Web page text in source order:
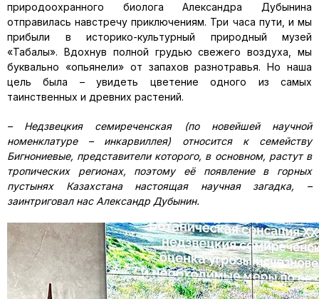
природоохранного биолога Александра Дубынина
отправилась навстречу приключениям. Три часа пути, и мы
прибыли в историко-культурный природный музей
«Таңбалы». Вдохнув полной грудью свежего воздуха, мы
буквально «опьянели» от запахов разнотравья. Но наша
цель была – увидеть цветение одного из самых
таинственных и древних растений.
– Недзвецкия семиреченская (по новейшей научной
номенклатуре – инкарвиллея) относится к семейству
Бигнониевые, представители которого, в основном, растут в
тропических регионах, поэтому её появление в горных
пустынях Казахстана настоящая научная загадка, –
заинтриговал нас Александр Дубынин.